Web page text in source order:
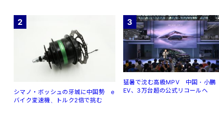
2
シマノ・ボッシュの牙城に中国勢 e
バイク変速機、トルク2倍で挑む
3
猛暑で沈む高級MPV 中国・小鵬
EV、3万台超の公式リコールへ